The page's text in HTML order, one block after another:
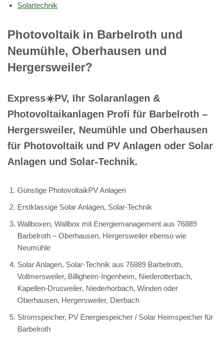
Solartechnik
Photovoltaik in Barbelroth und
Neumühle, Oberhausen und
Hergersweiler?
Express☀️PV️, Ihr Solaranlagen &
Photovoltaikanlagen Profi für Barbelroth –
Hergersweiler, Neumühle und Oberhausen
für Photovoltaik und PV Anlagen oder Solar
Anlagen und Solar-Technik.
Günstige PhotovoltaikPV Anlagen
Erstklassige Solar Anlagen, Solar-Technik
Wallboxen, Wallbox mit Energiemanagement aus 76889
Barbelroth – Oberhausen, Hergersweiler ebenso wie
Neumühle
Solar Anlagen, Solar-Technik aus 76889 Barbelroth,
Vollmersweiler, Billigheim-Ingenheim, Niederotterbach,
Kapellen-Drusweiler, Niederhorbach, Winden oder
Oberhausen, Hergersweiler, Dierbach
Stromspeicher, PV Energiespeicher / Solar Heimspeicher für
Barbelroth